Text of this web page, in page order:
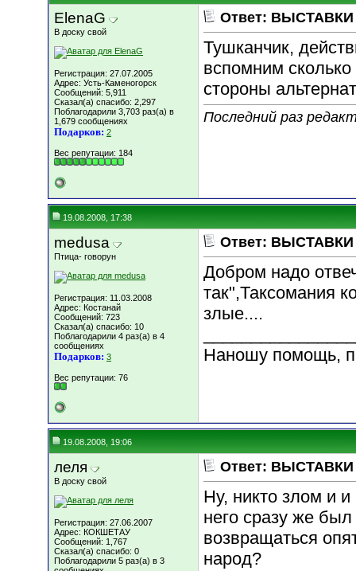
ElenaG
В доску свой
Регистрация: 27.07.2005
Адрес: Усть-Каменогорск
Сообщений: 5,911
Сказал(а) спасибо: 2,297
Поблагодарили 3,703 раз(а) в
1,679 сообщениях
Подарков: 2
Вес репутации: 184
Ответ: ВЫСТАВКИ
Тушканчик,
вспомним
стороны
Последний раз
19.08.2008, 17:38
medusa
Птица- говорун
Регистрация: 11.03.2008
Адрес: Костанай
Сообщений: 723
Сказал(а) спасибо: 10
Поблагодарили 4 раз(а) в 4
сообщениях
Подарков: 3
Вес репутации: 76
Ответ: ВЫСТАВКИ
Добром надо
так",Таксомания
злые....
Наношу помощь,
19.08.2008, 19:06
леля
В доску свой
Регистрация: 27.06.2007
Адрес: КОКШЕТАУ
Сообщений: 1,767
Сказал(а) спасибо: 0
Поблагодарили 5 раз(а) в 3
Ответ: ВЫСТАВКИ
Ну, никто злом и
него сразу же
возвращаться
народ?